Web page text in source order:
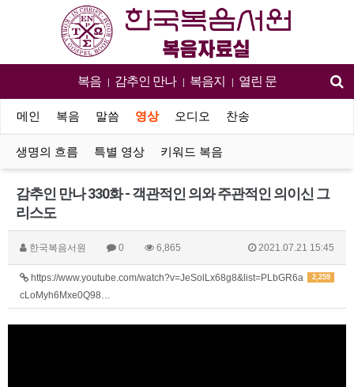
복음 | 감추인 만나 | 복음지 | 열린 문
메인 복음 말씀 영상 오디오 찬송
생명의 흐름 특별 영상 키워드 복음
감추인 만나 330화 - 객관적인 의와 주관적인 의이신 그
리스도
한국복음서원 0 6,865 2021.07.21 15:45
2,259
https://www.youtube.com/watch?v=JeSolLx68g8&list=PLbGR6a
cLoMyh6Mxe0Q98…